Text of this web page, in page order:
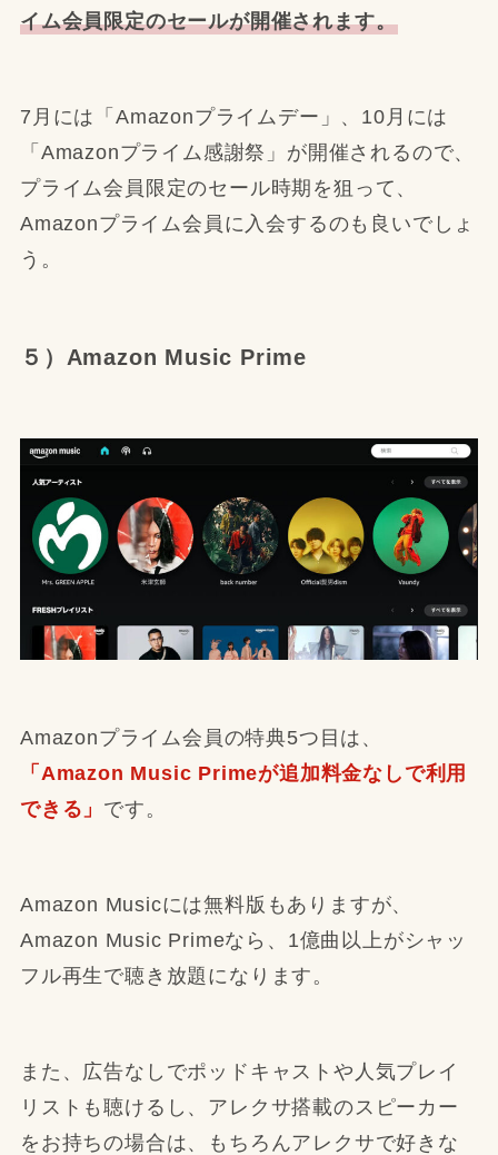
イム会員限定のセールが開催されます。
7月には「Amazonプライムデー」、10月には
「Amazonプライム感謝祭」が開催されるので、
プライム会員限定のセール時期を狙って、
Amazonプライム会員に入会するのも良いでしょ
う。
５）Amazon Music Prime
Amazonプライム会員の特典5つ目は、
「Amazon Music Primeが追加料金なしで利用
できる」 です。
Amazon Musicには無料版もありますが、
Amazon Music Primeなら、1億曲以上がシャッ
フル再生で聴き放題になります。
また、広告なしでポッドキャストや人気プレイ
リストも聴けるし、アレクサ搭載のスピーカー
をお持ちの場合は、もちろんアレクサで好きな